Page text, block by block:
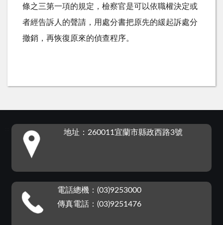
條之三第一項的規定，檢察官是可以依職權決定或
者經告訴人的聲請，用處分書把原先的緩起訴處分
撤銷，再恢復原來的偵查程序。
地址：260011宜蘭市縣政西路3號
電話總機：(03)9253000
傳真電話：(03)9251476